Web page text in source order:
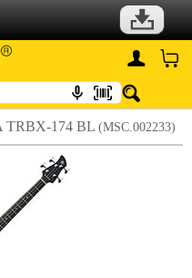
174 BL (MSC.002233)